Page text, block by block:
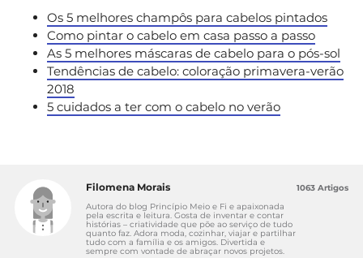
Os 5 melhores champôs para cabelos pintados
Como pintar o cabelo em casa passo a passo
As 5 melhores máscaras de cabelo para o pós-sol
Tendências de cabelo: coloração primavera-verão
2018
5 cuidados a ter com o cabelo no verão
Filomena Morais
Autora do blog Princípio Meio e Fi e apaixonada
pela escrita e leitura. Gosta de inventar e contar
histórias – criatividade que põe ao serviço de tudo
quanto faz. Adora moda, cozinhar, viajar e partilhar
tudo com a família e os amigos. Divertida e
sempre com vontade de abraçar novos projetos.
1063 Artigos